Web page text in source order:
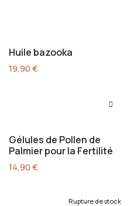
Huile bazooka
19,90€
Gélules de Pollen de
Palmier pour la Fertilité
14,90€
Rupture de stock